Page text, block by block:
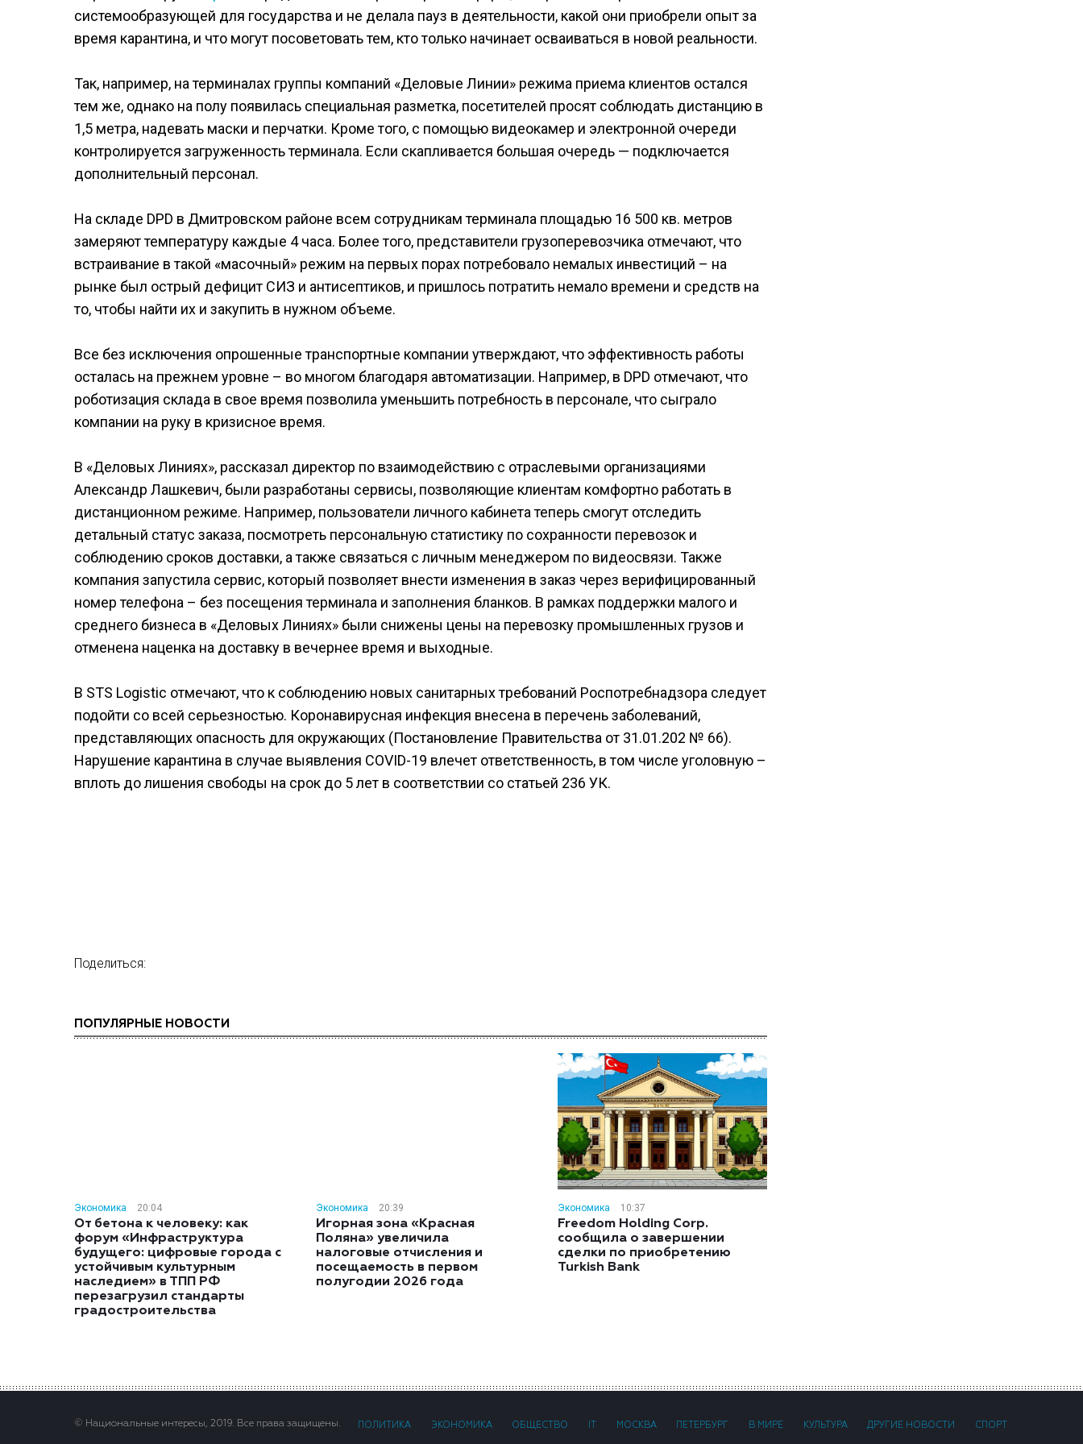
системообразующей для государства и не делала пауз в деятельности, какой они приобрели опыт за
время карантина, и что могут посоветовать тем, кто только начинает осваиваться в новой реальности.
Так, например, на терминалах группы компаний «Деловые Линии» режима приема клиентов остался
тем же, однако на полу появилась специальная разметка, посетителей просят соблюдать дистанцию в
1,5 метра, надевать маски и перчатки. Кроме того, с помощью видеокамер и электронной очереди
контролируется загруженность терминала. Если скапливается большая очередь — подключается
дополнительный персонал.
На складе DPD в Дмитровском районе всем сотрудникам терминала площадью 16 500 кв. метров
замеряют температуру каждые 4 часа. Более того, представители грузоперевозчика отмечают, что
встраивание в такой «масочный» режим на первых порах потребовало немалых инвестиций – на
рынке был острый дефицит СИЗ и антисептиков, и пришлось потратить немало времени и средств на
то, чтобы найти их и закупить в нужном объеме.
Все без исключения опрошенные транспортные компании утверждают, что эффективность работы
осталась на прежнем уровне – во многом благодаря автоматизации. Например, в DPD отмечают, что
роботизация склада в свое время позволила уменьшить потребность в персонале, что сыграло
компании на руку в кризисное время.
В «Деловых Линиях», рассказал директор по взаимодействию с отраслевыми организациями
Александр Лашкевич, были разработаны сервисы, позволяющие клиентам комфортно работать в
дистанционном режиме. Например, пользователи личного кабинета теперь смогут отследить
детальный статус заказа, посмотреть персональную статистику по сохранности перевозок и
соблюдению сроков доставки, а также связаться с личным менеджером по видеосвязи. Также
компания запустила сервис, который позволяет внести изменения в заказ через верифицированный
номер телефона – без посещения терминала и заполнения бланков. В рамках поддержки малого и
среднего бизнеса в «Деловых Линиях» были снижены цены на перевозку промышленных грузов и
отменена наценка на доставку в вечернее время и выходные.
В STS Logistic отмечают, что к соблюдению новых санитарных требований Роспотребнадзора следует
подойти со всей серьезностью. Коронавирусная инфекция внесена в перечень заболеваний,
представляющих опасность для окружающих (Постановление Правительства от 31.01.202 № 66).
Нарушение карантина в случае выявления COVID-19 влечет ответственность, в том числе уголовную –
вплоть до лишения свободы на срок до 5 лет в соответствии со статьей 236 УК.
Поделиться:
ПОПУЛЯРНЫЕ НОВОСТИ
Экономика 20:04
От бетона к человеку: как
форум «Инфраструктура
будущего: цифровые города с
устойчивым культурным
наследием» в ТПП РФ
перезагрузил стандарты
градостроительства
Экономика 20:39
Игорная зона «Красная
Поляна» увеличила
налоговые отчисления и
посещаемость в первом
полугодии 2026 года
Экономика 10:37
Freedom Holding Corp.
сообщила о завершении
сделки по приобретению
Turkish Bank
© Национальные интересы, 2019. Все права защищены. ПОЛИТИКА ЭКОНОМИКА ОБЩЕСТВО МОСКВА ПЕТЕРБУРГ В МИРЕ КУЛЬТУРА ДРУГИЕ НОВОСТИ СПОРТ